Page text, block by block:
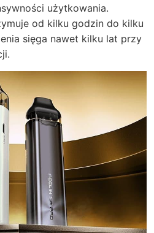
użytkowania.
od kilku godzin do kilku
sięga nawet kilku lat przy